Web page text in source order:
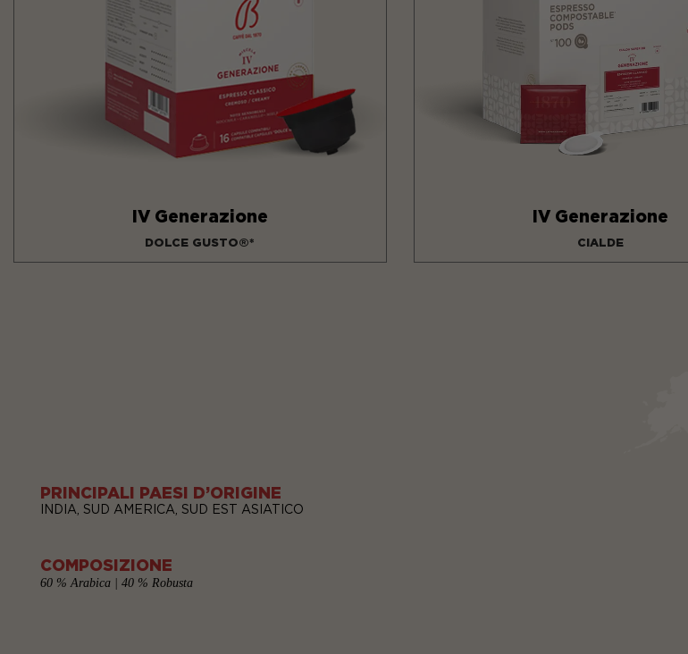
IV Generazione
DOLCE GUSTO®*
IV Generazione
CIALDE
PRINCIPALI PAESI D’ORIGINE
INDIA, SUD AMERICA, SUD EST ASIATICO
COMPOSIZIONE
60 % Arabica | 40 % Robusta